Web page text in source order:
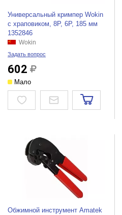
Универсальный кримпер Wokin
с храповиком, 8P, 6P, 185 мм
1352846
Wokin
Задать вопрос
602
Мало
Обжимной инструмент Amatek